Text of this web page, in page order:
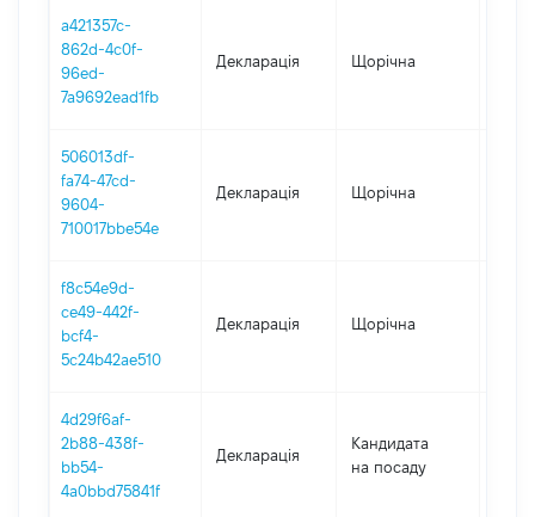
a421357c-
862d-4c0f-
96ed-
7a9692ead1fb
Декларація Щорічна
506013df-
fa74-47cd-
9604-
710017bbe54e
Декларація Щорічна
f8c54e9d-
ce49-442f-
bcf4-
5c24b42ae510
Декларація Щорічна
4d29f6af-
2b88-438f-
bb54-
4a0bbd75841f
Декларація
Кандидата
на посаду